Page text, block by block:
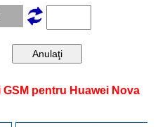
pentru Huawei Nova